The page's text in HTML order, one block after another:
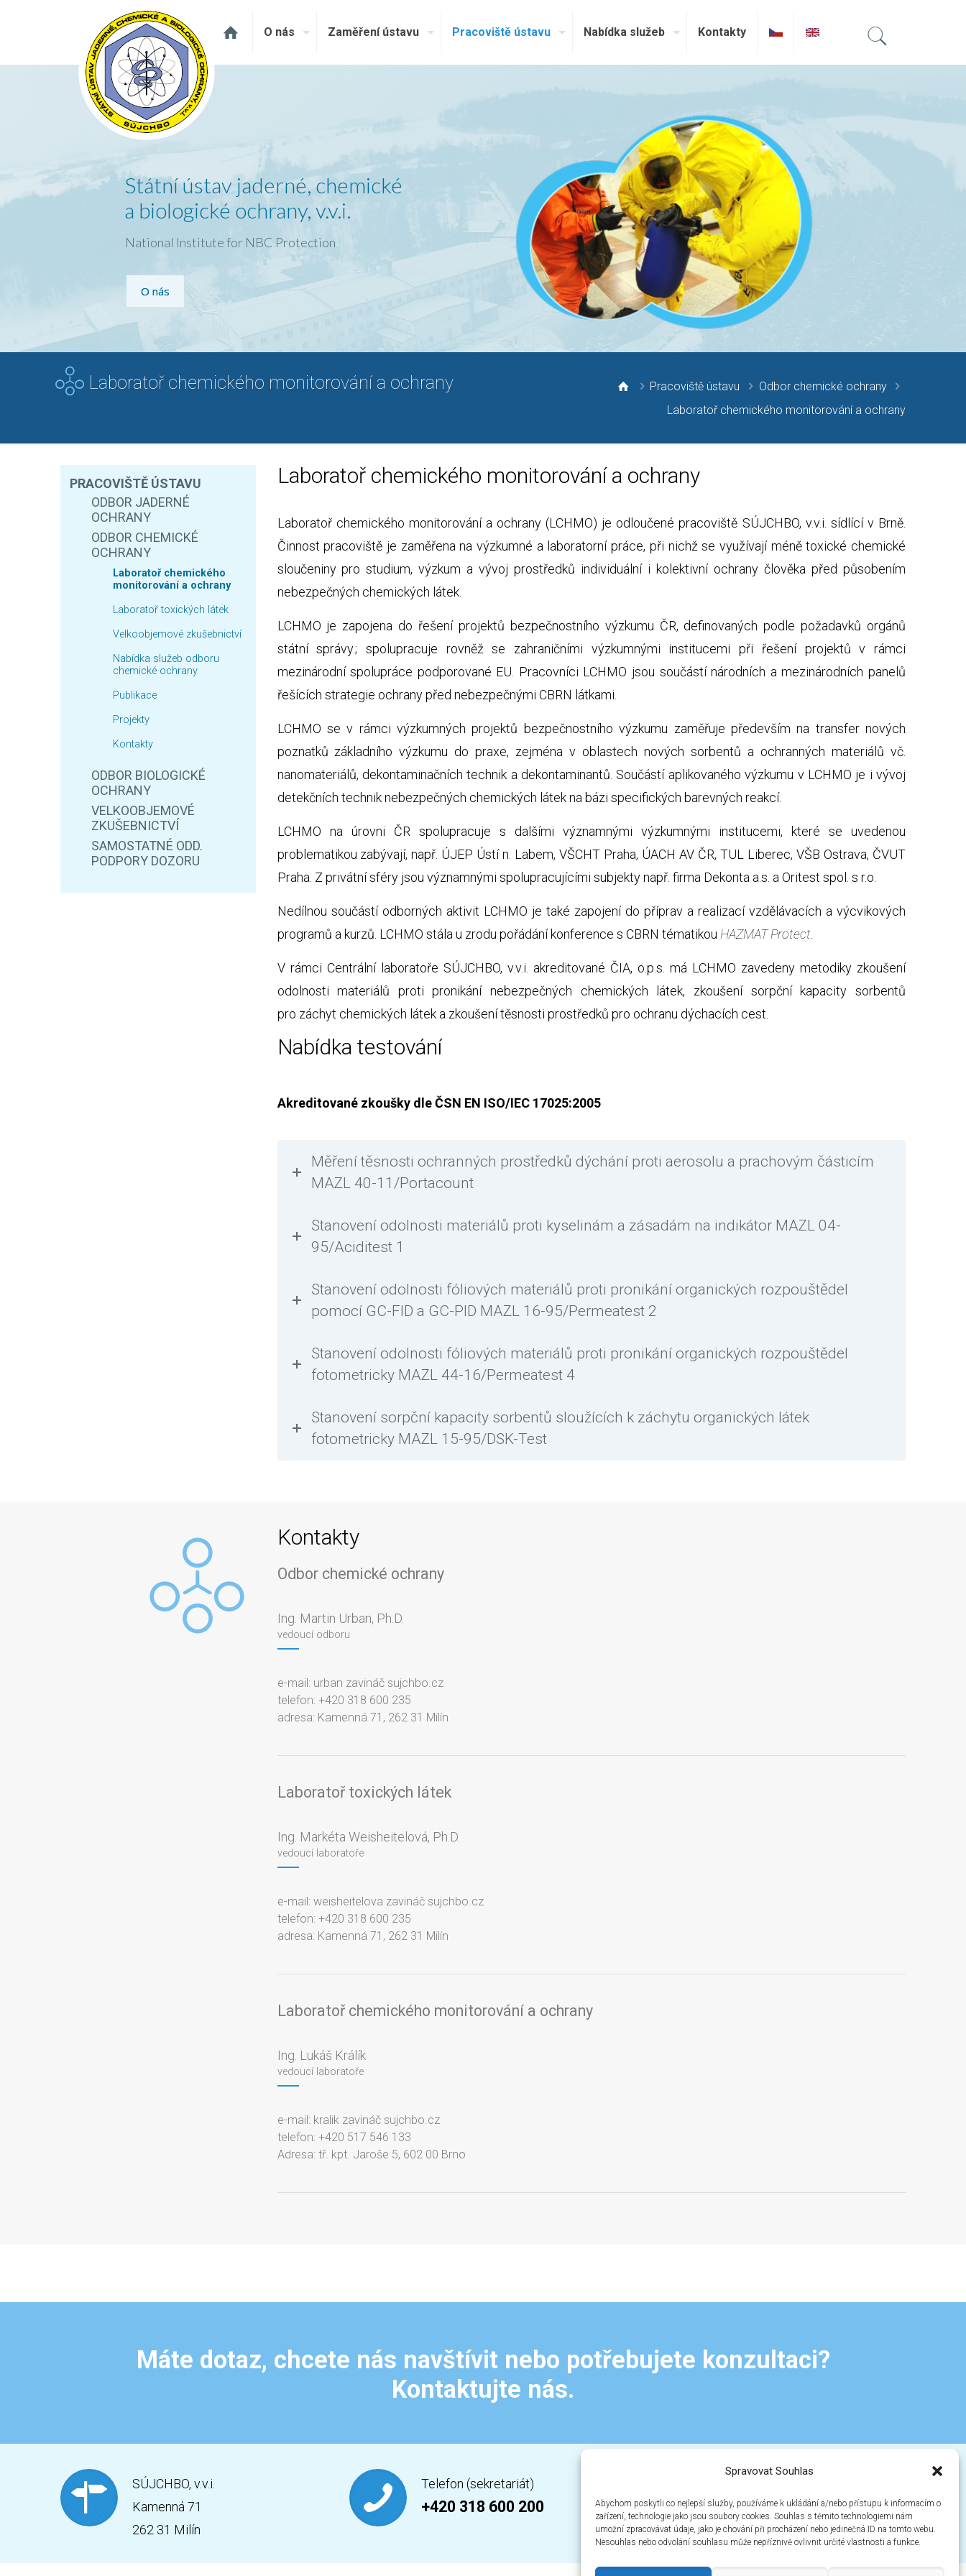
Spravovat Souhlas
Abychom poskytli co nejlepší služby, používáme k ukládání a/nebo přístupu k informacím o
zařízení, technologie jako jsou soubory cookies. Souhlas s těmito technologiemi nám
umožní zpracovávat údaje, jako je chování při procházení nebo jedinečná ID na tomto webu.
Nesouhlas nebo odvolání souhlasu může nepříznivě ovlivnit určité vlastnosti a funkce.
O nás Zaměření ústavu Pracoviště ústavu Nabídka služeb Kontakty
Státní ústav jaderné, chemické
a biologické ochrany, v.v.i.
National Institute for NBC Protection
O nás
Laboratoř chemického monitorování a ochrany Pracoviště ústavu
Odbor chemické ochrany
Laboratoř chemického monitorování a ochrany
PRACOVIŠTĚ ÚSTAVU
ODBOR JADERNÉ
OCHRANY
ODBOR CHEMICKÉ
OCHRANY
Laboratoř chemického
monitorování a ochrany
Laboratoř toxických látek
Velkoobjemové zkušebnictví
Nabídka služeb odboru
chemické ochrany
Publikace
Projekty
Kontakty
ODBOR BIOLOGICKÉ
OCHRANY
VELKOOBJEMOVÉ
ZKUŠEBNICTVÍ
SAMOSTATNÉ ODD.
PODPORY DOZORU
Laboratoř chemického monitorování a ochrany
Laboratoř chemického monitorování a ochrany (LCHMO) je odloučené pracoviště SÚJCHBO, v.v.i. sídlící v Brně.
Činnost pracoviště je zaměřena na výzkumné a laboratorní práce, při nichž se využívají méně toxické chemické
sloučeniny pro studium, výzkum a vývoj prostředků individuální i kolektivní ochrany člověka před působením
nebezpečných chemických látek.
LCHMO je zapojena do řešení projektů bezpečnostního výzkumu ČR, definovaných podle požadavků orgánů
státní správy.; spolupracuje rovněž se zahraničními výzkumnými institucemi při řešení projektů v rámci
mezinárodní spolupráce podporované EU. Pracovníci LCHMO jsou součástí národních a mezinárodních panelů
řešících strategie ochrany před nebezpečnými CBRN látkami.
LCHMO se v rámci výzkumných projektů bezpečnostního výzkumu zaměřuje především na transfer nových
poznatků základního výzkumu do praxe, zejména v oblastech nových sorbentů a ochranných materiálů vč.
nanomateriálů, dekontaminačních technik a dekontaminantů. Součástí aplikovaného výzkumu v LCHMO je i vývoj
detekčních technik nebezpečných chemických látek na bázi specifických barevných reakcí.
LCHMO na úrovni ČR spolupracuje s dalšími významnými výzkumnými institucemi, které se uvedenou
problematikou zabývají, např. ÚJEP Ústí n. Labem, VŠCHT Praha, ÚACH AV ČR, TUL Liberec, VŠB Ostrava, ČVUT
Praha. Z privátní sféry jsou významnými spolupracujícími subjekty např. firma Dekonta a.s. a Oritest spol. s r.o.
Nedílnou součástí odborných aktivit LCHMO je také zapojení do příprav a realizací vzdělávacích a výcvikových
programů a kurzů. LCHMO stála u zrodu pořádání konference s CBRN tématikou HAZMAT Protect.
V rámci Centrální laboratoře SÚJCHBO, v.v.i. akreditované ČIA, o.p.s. má LCHMO zavedeny metodiky zkoušení
odolnosti materiálů proti pronikání nebezpečných chemických látek, zkoušení sorpční kapacity sorbentů
pro záchyt chemických látek a zkoušení těsnosti prostředků pro ochranu dýchacích cest.
Nabídka testování
Akreditované zkoušky dle ČSN EN ISO/IEC 17025:2005
Měření těsnosti ochranných prostředků dýchání proti aerosolu a prachovým částicím
MAZL 40-11/Portacount
Stanovení odolnosti materiálů proti kyselinám a zásadám na indikátor MAZL 04-
95/Aciditest 1
Stanovení odolnosti fóliových materiálů proti pronikání organických rozpouštědel
pomocí GC-FID a GC-PID MAZL 16-95/Permeatest 2
Stanovení odolnosti fóliových materiálů proti pronikání organických rozpouštědel
fotometricky MAZL 44-16/Permeatest 4
Stanovení sorpční kapacity sorbentů sloužících k záchytu organických látek
fotometricky MAZL 15-95/DSK-Test
Kontakty
Odbor chemické ochrany
Ing. Martin Urban, Ph.D.
vedoucí odboru
e-mail: urban zavináč sujchbo.cz
telefon: +420 318 600 235
adresa: Kamenná 71, 262 31 Milín
Laboratoř toxických látek
Ing. Markéta Weisheitelová, Ph.D.
vedoucí laboratoře
e-mail: weisheitelova zavináč sujchbo.cz
telefon: +420 318 600 235
adresa: Kamenná 71, 262 31 Milín
Laboratoř chemického monitorování a ochrany
Ing. Lukáš Králík
vedoucí laboratoře
e-mail: kralik zavináč sujchbo.cz
telefon: +420 517 546 133
Adresa: tř. kpt. Jaroše 5, 602 00 Brno
Máte dotaz, chcete nás navštívit nebo potřebujete konzultaci?
Kontaktujte nás.
SÚJCHBO, v.v.i.
Kamenná 71
262 31 Milín
Telefon (sekretariát)
+420 318 600 200 zde